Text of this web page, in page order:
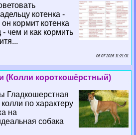
котенка -
кормит котенка
чем и как кормить
06 07 2026 11:21:31
(Колли короткошёрстный)
Гладкошерстная
по хаpaктеру
на
собака